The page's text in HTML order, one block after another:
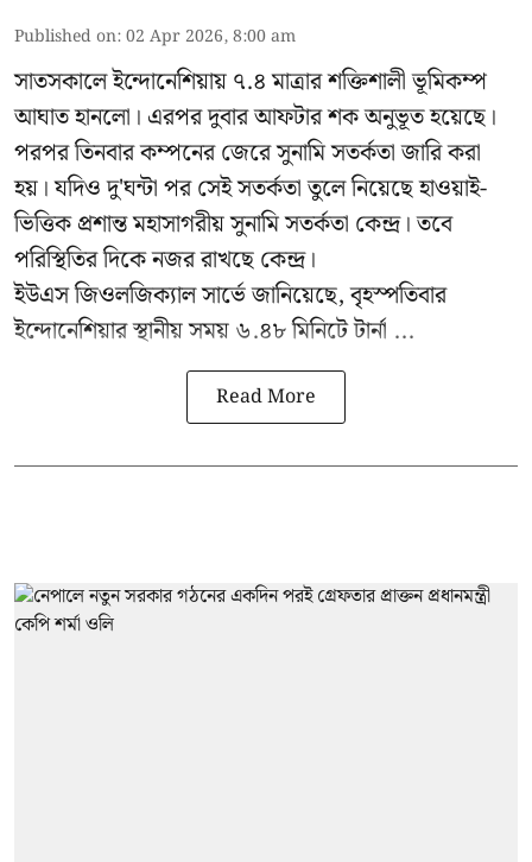
Published on:02 Apr 2026, 8:00 am
সাতসকালে ইন্দোনেশিয়ায় ৭.৪ মাত্রার শক্তিশালী ভূমিকম্প
আঘাত হানলো। এরপর দুবার আফটার শক অনুভূত হয়েছে।
পরপর তিনবার কম্পনের জেরে সুনামি সতর্কতা জারি করা
হয়। যদিও দু'ঘন্টা পর সেই সতর্কতা তুলে নিয়েছে হাওয়াই-
ভিত্তিক প্রশান্ত মহাসাগরীয় সুনামি সতর্কতা কেন্দ্র। তবে
পরিস্থিতির দিকে নজর রাখছে কেন্দ্র।
ইউএস জিওলজিক্যাল সার্ভে জানিয়েছে, বৃহস্পতিবার
ইন্দোনেশিয়ার স্থানীয় সময় ৬.৪৮ মিনিটে টার্না ...
Read More